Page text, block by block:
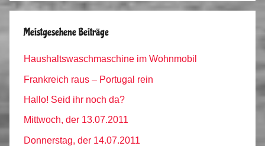
Meistgesehene Beiträge
Haushaltswaschmaschine im Wohnmobil
Frankreich raus – Portugal rein
Hallo! Seid ihr noch da?
Mittwoch, der 13.07.2011
Donnerstag, der 14.07.2011